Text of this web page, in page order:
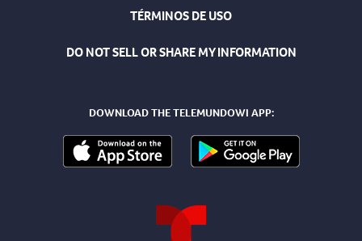
TÉRMINOS DE USO
DO NOT SELL OR SHARE MY INFORMATION
DOWNLOAD THE TELEMUNDOWI APP: